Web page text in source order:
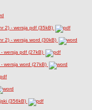
2) - wersja pdf (35kB)
2) - wersja word (30kB)
wersja pdf (27kB)
wersja word (27kB)
(356kB)